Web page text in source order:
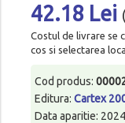
42.18 Lei
Costul de livrare se
cos si selectarea
Cod produs:
Editura: Cartex
Data aparitie: 2024